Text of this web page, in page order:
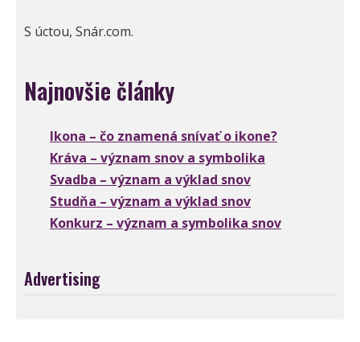
S úctou, Snár.com.
Najnovšie články
Ikona – čo znamená snívať o ikone?
Kráva – význam snov a symbolika
Svadba – význam a výklad snov
Studňa – význam a výklad snov
Konkurz – význam a symbolika snov
Advertising